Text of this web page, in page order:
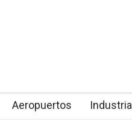
Aeropuertos Industria